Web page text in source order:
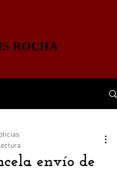
ROCHA
envío de